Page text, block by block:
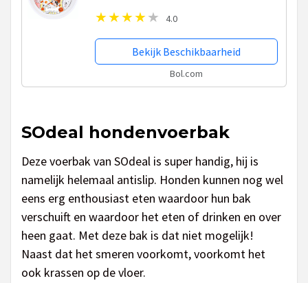
4.0
Bekijk Beschikbaarheid
Bol.com
SOdeal hondenvoerbak
Deze voerbak van SOdeal is super handig, hij is
namelijk helemaal antislip. Honden kunnen nog wel
eens erg enthousiast eten waardoor hun bak
verschuift en waardoor het eten of drinken en over
heen gaat. Met deze bak is dat niet mogelijk!
Naast dat het smeren voorkomt, voorkomt het
ook krassen op de vloer.